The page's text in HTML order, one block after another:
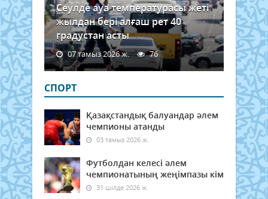
Сеулде ауа температурасы жеті
жылдан бері алғаш рет 40
градустан асты
07 тамыз 2026 ж. 76
СПОРТ
Қазақстандық балуандар әлем
чемпионы атанды
03 тамыз 2026 ж.
Футболдан келесі әлем
чемпионатының жеңімпазы кім
31 шілде 2026 ж.